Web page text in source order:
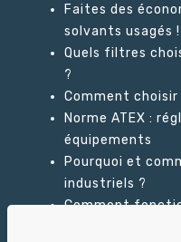
Faites des
solvants usagés !
Quels filtres
?
Comment
Norme ATEX :
équipements
Pourquoi et
industriels ?
Comment